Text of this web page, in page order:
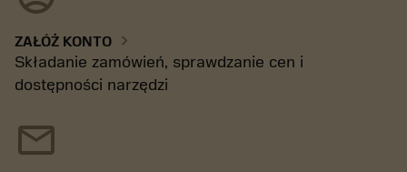
ZAŁÓŻ KONTO chevron_right
Składanie zamówień, sprawdzanie cen i
dostępności narzędzi
mail